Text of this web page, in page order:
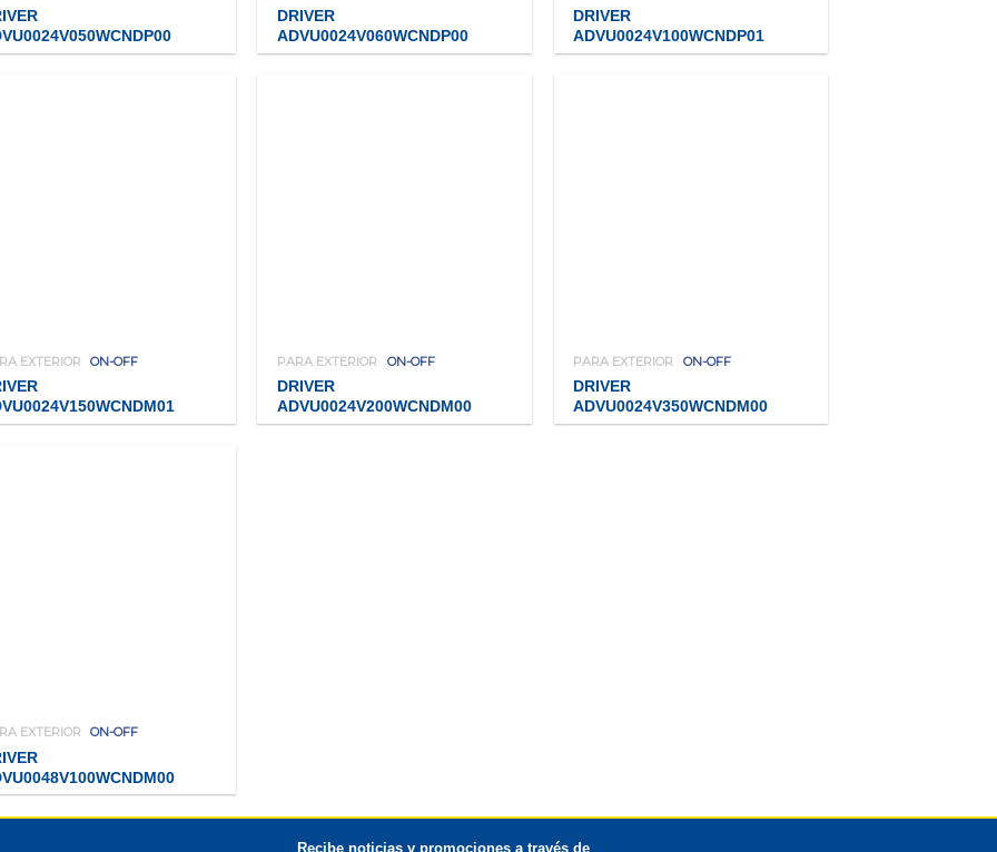
DRIVER
ADVU0024V060WCNDP00
DRIVER
ADVU0024V100WCNDP01
EXTERIOR ON-OFF PARA EXTERIOR ON-OFF
DRIVER
ADVU0024V200WCNDM00
PARA EXTERIOR ON-OFF
DRIVER
ADVU0024V350WCNDM00
EXTERIOR ON-OFF
Recibe noticias y promociones a través de